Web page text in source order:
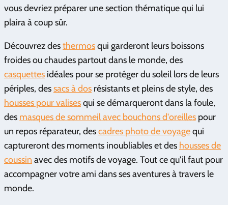
vous devriez préparer une section thématique qui lui
plaira à coup sûr.
Découvrez desthermosqui garderont leurs boissons
froides ou chaudes partout dans le monde, des
casquettes idéales pour se protéger du soleil lors de leurs
périples, dessacs à dos résistants et pleins de style, des
housses pour valisesqui se démarqueront dans la foule,
des masques de sommeil avec bouchons d'oreilles pour
un repos réparateur, descadres photo de voyagequi
captureront des moments inoubliables et des housses de
coussin avec des motifs de voyage. Tout ce qu'il faut pour
accompagner votre ami dans ses aventures à travers le
monde.